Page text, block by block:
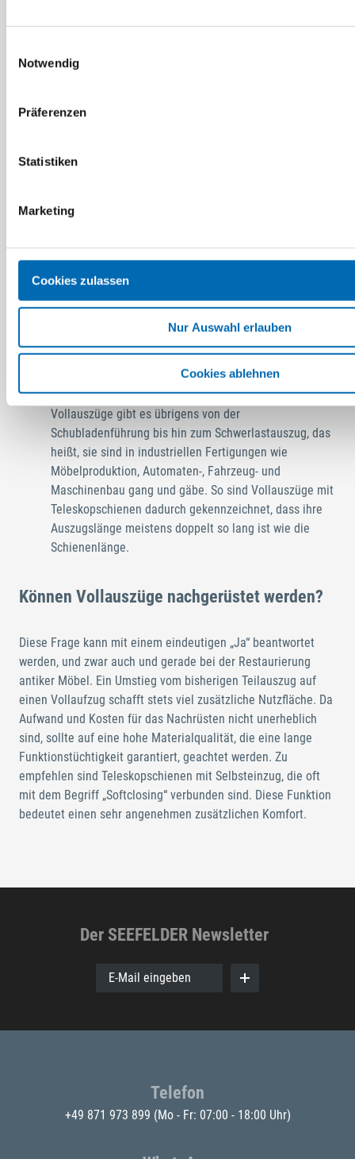
Notwendig
Präferenzen
Statistiken
Marketing
Cookies zulassen
Nur Auswahl erlauben
Cookies ablehnen
Für besondere Anwendungen sind manchmal noch
Beispiel ein Korpus-Auszug oder ein spezieller TV-Auszug mit
Bei Letzteren ist natürlich die Qualität des Kunststoffs
Aufliegende Montage
Bei der sogenannten Unterflurmontage ist der seitliche
Platzbedarf minimiert.
Bei der seitlichen Montage ist dagegen der Platzbedarf
Auszüge, die in die Schubladenzargen integriert
wurden, sind in aller Regel als Unterflurmontage
ausgelegt.
Vollauszüge gibt es übrigens von der
Schubladenführung bis hin zum Schwerlastauszug, das
heißt, sie sind in industriellen Fertigungen wie
Möbelproduktion, Automaten-, Fahrzeug- und
Maschinenbau gang und gäbe. So sind Vollauszüge mit
Teleskopschienen dadurch gekennzeichnet, dass ihre
Auszugslänge meistens doppelt so lang ist wie die
Schienenlänge.
Können Vollauszüge nachgerüstet werden?
Diese Frage kann mit einem eindeutigen „Ja“ beantwortet
werden, und zwar auch und gerade bei der Restaurierung
antiker Möbel. Ein Umstieg vom bisherigen Teilauszug auf
einen Vollaufzug schafft stets viel zusätzliche Nutzfläche. Da
Aufwand und Kosten für das Nachrüsten nicht unerheblich
sind, sollte auf eine hohe Materialqualität, die eine lange
Funktionstüchtigkeit garantiert, geachtet werden. Zu
empfehlen sind Teleskopschienen mit Selbsteinzug, die oft
mit dem Begriff „Softclosing“ verbunden sind. Diese Funktion
bedeutet einen sehr angenehmen zusätzlichen Komfort.
Der SEEFELDER Newsletter
E-Mail eingeben
Telefon
+49 871 973 899 (Mo - Fr: 07:00 - 18:00 Uhr)